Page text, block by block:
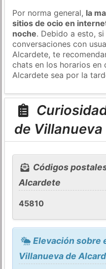
Por norma general, la
sitios de ocio en
noche. Debido a esto,
conversaciones con
Alcardete, te
chats en los horarios en
Alcardete sea por la
de
Códigos
Alcardete
45810
Elevación sobre
Villanueva de